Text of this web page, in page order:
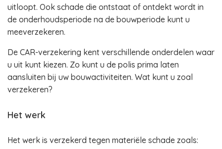
uitloopt. Ook schade die ontstaat of ontdekt wordt in
de onderhoudsperiode na de bouwperiode kunt u
meeverzekeren.
De CAR-verzekering kent verschillende onderdelen waar
u uit kunt kiezen. Zo kunt u de polis prima laten
aansluiten bij uw bouwactiviteiten. Wat kunt u zoal
verzekeren?
Het werk
Het werk is verzekerd tegen materiële schade zoals: